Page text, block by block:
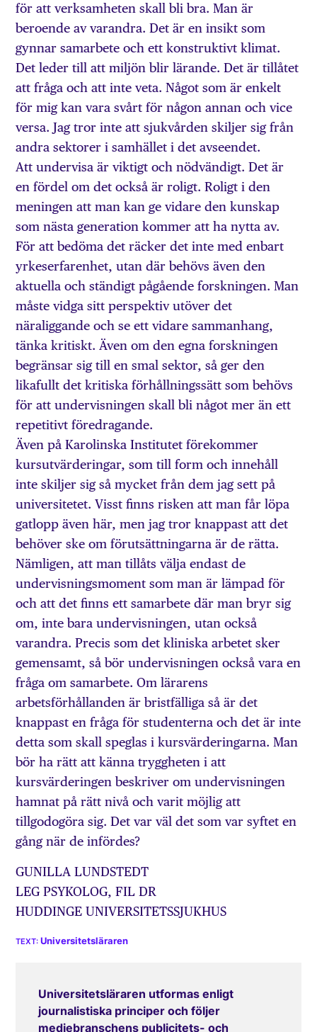
för att verksamheten skall bli bra. Man är
beroende av varandra. Det är en insikt som
gynnar samarbete och ett konstruktivt klimat.
Det leder till att miljön blir lärande. Det är tillåtet
att fråga och att inte veta. Något som är enkelt
för mig kan vara svårt för någon annan och vice
versa. Jag tror inte att sjukvården skiljer sig från
andra sektorer i samhället i det avseendet.
Att undervisa är viktigt och nödvändigt. Det är
en fördel om det också är roligt. Roligt i den
meningen att man kan ge vidare den kunskap
som nästa generation kommer att ha nytta av.
För att bedöma det räcker det inte med enbart
yrkeserfarenhet, utan där behövs även den
aktuella och ständigt pågående forskningen. Man
måste vidga sitt perspektiv utöver det
näraliggande och se ett vidare sammanhang,
tänka kritiskt. Även om den egna forskningen
begränsar sig till en smal sektor, så ger den
likafullt det kritiska förhållningssätt som behövs
för att undervisningen skall bli något mer än ett
repetitivt föredragande.
Även på Karolinska Institutet förekommer
kursutvärderingar, som till form och innehåll
inte skiljer sig så mycket från dem jag sett på
universitetet. Visst finns risken att man får löpa
gatlopp även här, men jag tror knappast att det
behöver ske om förutsättningarna är de rätta.
Nämligen, att man tillåts välja endast de
undervisningsmoment som man är lämpad för
och att det finns ett samarbete där man bryr sig
om, inte bara undervisningen, utan också
varandra. Precis som det kliniska arbetet sker
gemensamt, så bör undervisningen också vara en
fråga om samarbete. Om lärarens
arbetsförhållanden är bristfälliga så är det
knappast en fråga för studenterna och det är inte
detta som skall speglas i kursvärderingarna. Man
bör ha rätt att känna tryggheten i att
kursvärderingen beskriver om undervisningen
hamnat på rätt nivå och varit möjlig att
tillgodogöra sig. Det var väl det som var syftet en
gång när de infördes?
GUNILLA LUNDSTEDT
LEG PSYKOLOG, FIL DR
HUDDINGE UNIVERSITETSSJUKHUS
Universitetsläraren
Universitetsläraren utformas enligt
journalistiska principer och följer
mediebranschens publicitets- och